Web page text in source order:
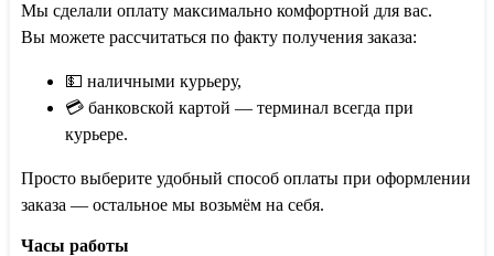
Мы сделали оплату максимально комфортной для вас.
Вы можете рассчитаться по факту получения заказа:
💵 наличными курьеру,
💳 банковской картой — терминал всегда при
курьере.
Просто выберите удобный способ оплаты при оформлении
заказа — остальное мы возьмём на себя.
Часы работы